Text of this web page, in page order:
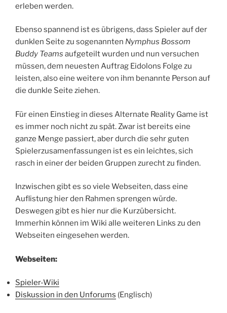
erleben werden.
Ebenso spannend ist es übrigens, dass Spieler auf der
dunklen Seite zu sogenannten Nymphus Bossom
Buddy Teams aufgeteilt wurden und nun versuchen
müssen, dem neuesten Auftrag Eidolons Folge zu
leisten, also eine weitere von ihm benannte Person auf
die dunkle Seite ziehen.
Für einen Einstieg in dieses Alternate Reality Game ist
es immer noch nicht zu spät. Zwar ist bereits eine
ganze Menge passiert, aber durch die sehr guten
Spielerzusamenfassungen ist es ein leichtes, sich
rasch in einer der beiden Gruppen zurecht zu finden.
Inzwischen gibt es so viele Webseiten, dass eine
Auflistung hier den Rahmen sprengen würde.
Deswegen gibt es hier nur die Kurzübersicht.
Immerhin können im Wiki alle weiteren Links zu den
Webseiten eingesehen werden.
Webseiten:
Spieler-Wiki
Diskussion in den Unforums (Englisch)